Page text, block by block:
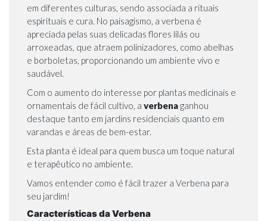
em diferentes culturas, sendo associada a rituais
espirituais e cura. No paisagismo, a verbena é
apreciada pelas suas delicadas flores lilás ou
arroxeadas, que atraem polinizadores, como abelhas
e borboletas, proporcionando um ambiente vivo e
saudável.
Com o aumento do interesse por plantas medicinais e
ornamentais de fácil cultivo, a verbenaganhou
destaque tanto em jardins residenciais quanto em
varandas e áreas de bem-estar.
Esta planta é ideal para quem busca um toque natural
e terapêutico no ambiente.
Vamos entender como é fácil trazer a Verbena para
seu jardim!
Características da Verbena